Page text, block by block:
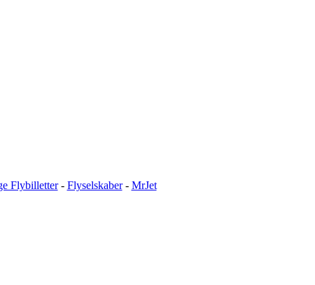
Flybilletter- Flyselskaber- MrJet